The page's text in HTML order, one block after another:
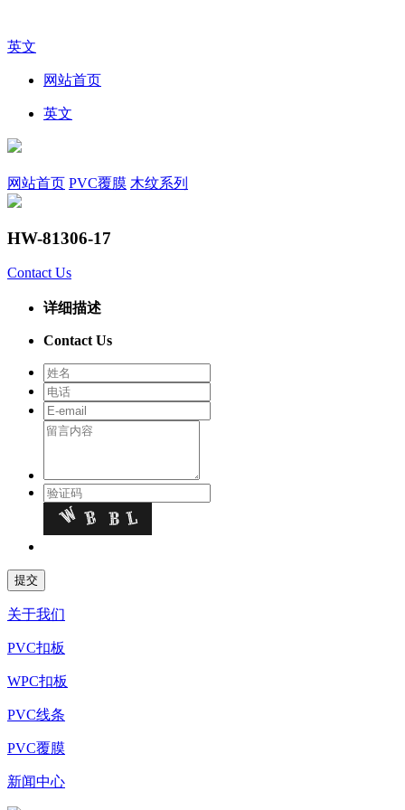
英文
网站首页
英文
网站首页 PVC覆膜 木纹系列
HW-81306-17
Contact Us
详细描述
Contact Us
关于我们
PVC扣板
WPC扣板
PVC线条
PVC覆膜
新闻中心